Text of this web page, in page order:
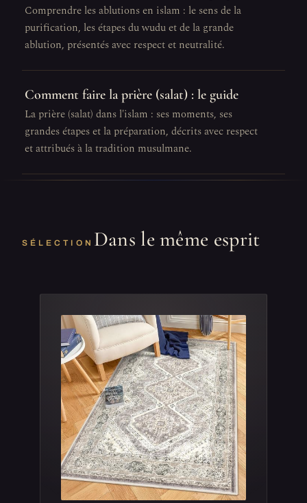
Comprendre les ablutions en islam : le sens de la
purification, les étapes du wudu et de la grande
ablution, présentés avec respect et neutralité.
Comment faire la prière (salat) : le guide
La prière (salat) dans l'islam : ses moments, ses
grandes étapes et la préparation, décrits avec respect
et attribués à la tradition musulmane.
SÉLECTION Dans le même esprit